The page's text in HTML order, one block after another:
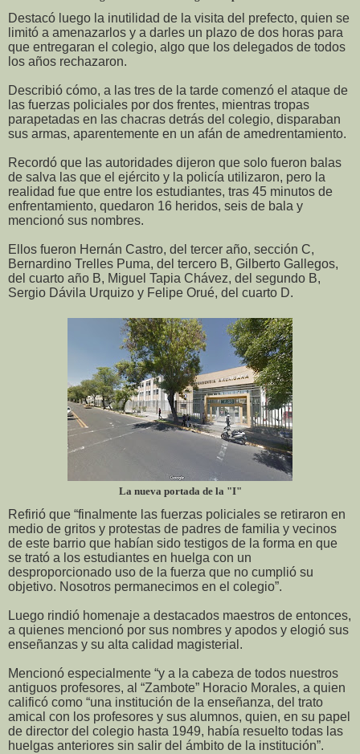
Destacó luego la inutilidad de la visita del prefecto, quien se
limitó a amenazarlos y a darles un plazo de dos horas para
que entregaran el colegio, algo que los delegados de todos
los años rechazaron.
Describió cómo, a las tres de la tarde comenzó el ataque de
las fuerzas policiales por dos frentes, mientras tropas
parapetadas en las chacras detrás del colegio, disparaban
sus armas, aparentemente en un afán de amedrentamiento.
Recordó que las autoridades dijeron que solo fueron balas
de salva las que el ejército y la policía utilizaron, pero la
realidad fue que entre los estudiantes, tras 45 minutos de
enfrentamiento, quedaron 16 heridos, seis de bala y
mencionó sus nombres.
Ellos fueron Hernán Castro, del tercer año, sección C,
Bernardino Trelles Puma, del tercero B, Gilberto Gallegos,
del cuarto año B, Miguel Tapia Chávez, del segundo B,
Sergio Dávila Urquizo y Felipe Orué, del cuarto D.
La nueva portada de la "I"
Refirió que “finalmente las fuerzas policiales se retiraron en
medio de gritos y protestas de padres de familia y vecinos
de este barrio que habían sido testigos de la forma en que
se trató a los estudiantes en huelga con un
desproporcionado uso de la fuerza que no cumplió su
objetivo. Nosotros permanecimos en el colegio”.
Luego rindió homenaje a destacados maestros de entonces,
a quienes mencionó por sus nombres y apodos y elogió sus
enseñanzas y su alta calidad magisterial.
Mencionó especialmente “y a la cabeza de todos nuestros
antiguos profesores, al “Zambote” Horacio Morales, a quien
calificó como “una institución de la enseñanza, del trato
amical con los profesores y sus alumnos, quien, en su papel
de director del colegio hasta 1949, había resuelto todas las
huelgas anteriores sin salir del ámbito de la institución”.